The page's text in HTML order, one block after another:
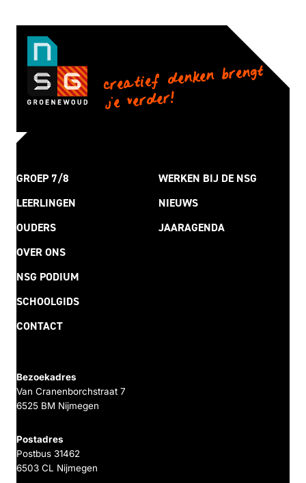
creatief denken brengt
je verder!
GROEP 7/8
LEERLINGEN
OUDERS
OVER ONS
NSG PODIUM
SCHOOLGIDS
CONTACT
WERKEN BIJ DE NSG
NIEUWS
JAARAGENDA
Bezoekadres
Van Cranenborchstraat 7
6525 BM Nijmegen
Postadres
Postbus 31462
6503 CL Nijmegen